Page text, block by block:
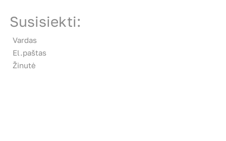
Susisiekti:
Vardas
El.paštas
Žinutė